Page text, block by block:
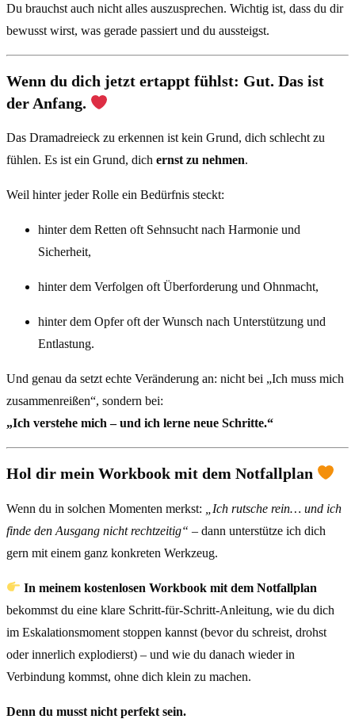
Du brauchst auch nicht alles auszusprechen. Wichtig ist, dass du dir
bewusst wirst, was gerade passiert und du aussteigst.
Wenn du dich jetzt ertappt fühlst: Gut. Das ist
der Anfang.
Das Dramadreieck zu erkennen ist kein Grund, dich schlecht zu
fühlen. Es ist ein Grund, dich ernst zu nehmen.
Weil hinter jeder Rolle ein Bedürfnis steckt:
hinter dem Retten oft Sehnsucht nach Harmonie und
Sicherheit,
hinter dem Verfolgen oft Überforderung und Ohnmacht,
hinter dem Opfer oft der Wunsch nach Unterstützung und
Entlastung.
Und genau da setzt echte Veränderung an: nicht bei „Ich muss mich
zusammenreißen“, sondern bei:
„Ich verstehe mich – und ich lerne neue Schritte.“
Hol dir mein Workbook mit dem Notfallplan
Wenn du in solchen Momenten merkst:
„Ich rutsche rein… und ich
finde den Ausgang nicht rechtzeitig“ – dann unterstütze ich dich
gern mit einem ganz konkreten Werkzeug.
In meinem kostenlosen Workbook mit dem Notfallplan
bekommst du eine klare Schritt-für-Schritt-Anleitung, wie du dich
im Eskalationsmoment stoppen kannst (bevor du schreist, drohst
oder innerlich explodierst) – und wie du danach wieder in
Verbindung kommst, ohne dich klein zu machen.
Denn du musst nicht perfekt sein.